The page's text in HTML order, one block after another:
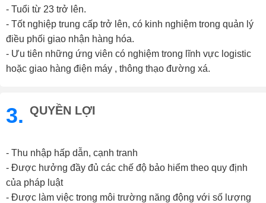
- Tuổi từ 23 trở lên.
- Tốt nghiệp trung cấp trở lên, có kinh nghiệm trong quản lý
điều phối giao nhận hàng hóa.
- Ưu tiên những ứng viên có nghiệm trong lĩnh vực logistic
hoặc giao hàng điện máy , thông thạo đường xá.
3. QUYỀN LỢI
- Thu nhập hấp dẫn, cạnh tranh
- Được hưởng đầy đủ các chế độ bảo hiểm theo quy định
của pháp luật
- Được làm việc trong môi trường năng động với số lượng